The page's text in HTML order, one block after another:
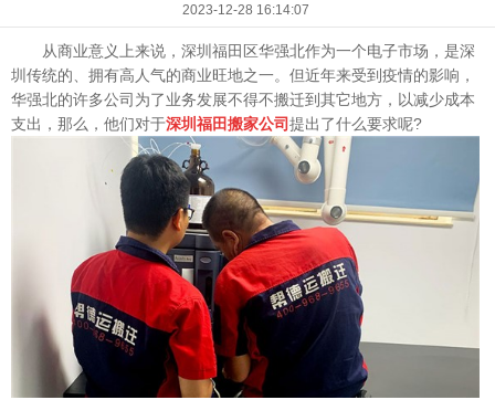
2023-12-28 16:14:07
从商业意义上来说，深圳福田区华强北作为一个电子市场，是深
圳传统的、拥有高人气的商业旺地之一。但近年来受到疫情的影响，
华强北的许多公司为了业务发展不得不搬迁到其它地方，以减少成本
支出，那么，他们对于深圳福田搬家公司提出了什么要求呢?